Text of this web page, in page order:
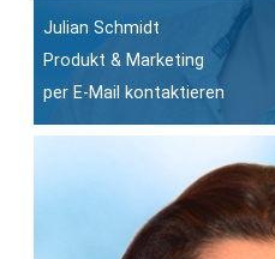
Julian Schmidt
Produkt & Marketing
per E-Mail kontaktieren